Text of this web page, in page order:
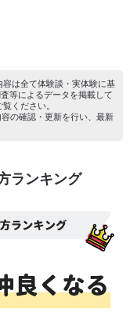
は全て体験談・実体験に基
等によるデータを掲載して
覧ください。
の確認・更新を行い、最新
ランキング